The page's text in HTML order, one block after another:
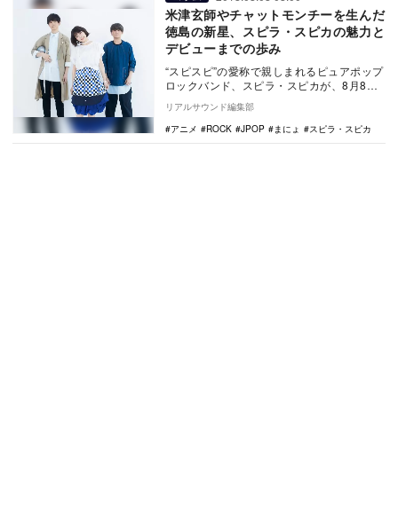
米津玄師やチャットモンチーを生んだ
徳島の新星、スピラ・スピカの魅力と
デビューまでの歩み
“スピスピ”の愛称で親しまれるピュアポップ
ロックバンド、スピラ・スピカが、8月8日
にメジャーデビューシングル『スタートダ
ッシュ』…
リアルサウンド編集部
アニメ
ROCK JPOP まにょ スピラ・スピカ